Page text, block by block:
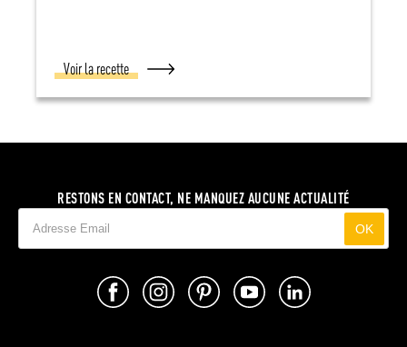
Voir la recette
RESTONS EN CONTACT, NE MANQUEZ AUCUNE ACTUALITÉ
OK